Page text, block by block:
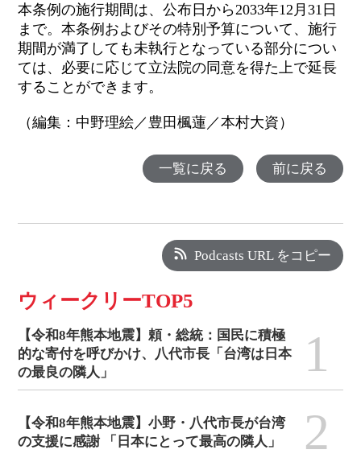
本条例の施行期間は、公布日から2033年12月31日
まで。本条例およびその特別予算について、施行
期間が満了しても未執行となっている部分につい
ては、必要に応じて立法院の同意を得た上で延長
することができます。
（編集：中野理絵／豊田楓蓮／本村大資）
一覧に戻る 前に戻る
Podcasts URL をコピー
ウィークリーTOP5
【令和8年熊本地震】頼・総統：国民に積極
的な寄付を呼びかけ、八代市長「台湾は日本
の最良の隣人」
1
【令和8年熊本地震】小野・八代市長が台湾
の支援に感謝 「日本にとって最高の隣人」
2